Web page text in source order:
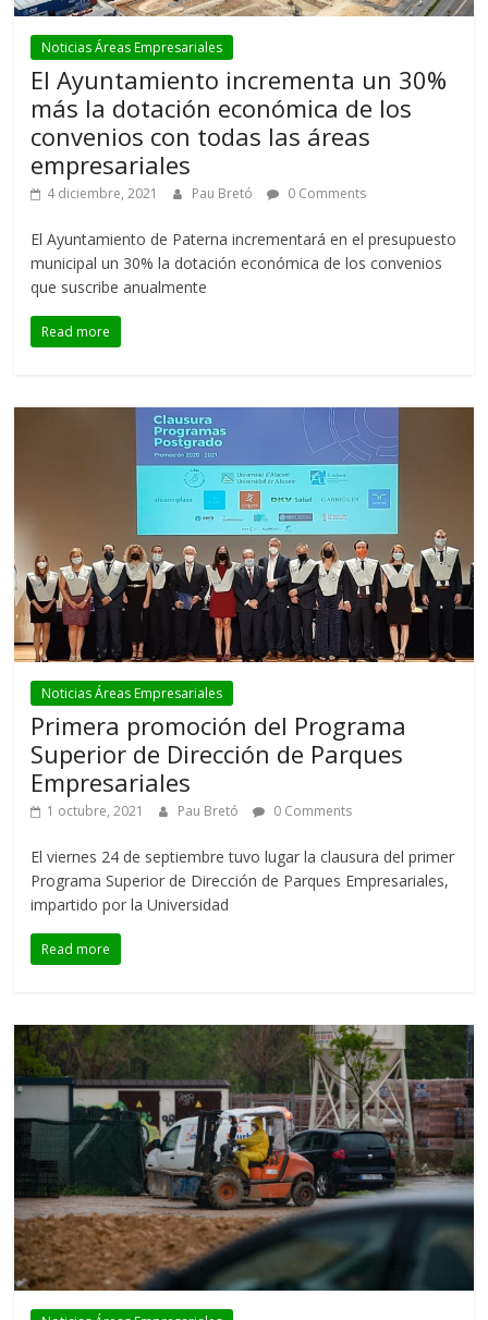
Noticias Áreas Empresariales
El Ayuntamiento incrementa un 30%
más la dotación económica de los
convenios con todas las áreas
empresariales
4 diciembre, 2021 Pau Bretó 0 Comments
El Ayuntamiento de Paterna incrementará en el presupuesto
municipal un 30% la dotación económica de los convenios
que suscribe anualmente
Read more
Noticias Áreas Empresariales
Primera promoción del Programa
Superior de Dirección de Parques
Empresariales
1 octubre, 2021 Pau Bretó 0 Comments
El viernes 24 de septiembre tuvo lugar la clausura del primer
Programa Superior de Dirección de Parques Empresariales,
impartido por la Universidad
Read more